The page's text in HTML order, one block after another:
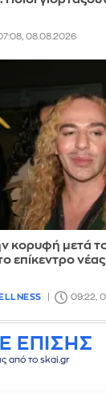
08.08.2026
κορυφή μετά
επίκεντρο
09:22,
ΕΠΙΣΗΣ
από το skai.gr